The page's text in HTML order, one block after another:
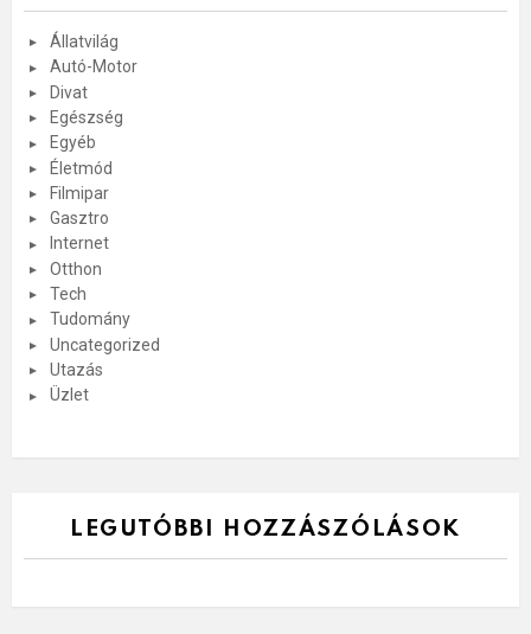
Állatvilág
Autó-Motor
Divat
Egészség
Egyéb
Életmód
Filmipar
Gasztro
Internet
Otthon
Tech
Tudomány
Uncategorized
Utazás
Üzlet
LEGUTÓBBI HOZZÁSZÓLÁSOK